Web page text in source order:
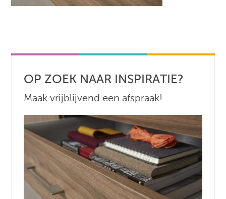
OP ZOEK NAAR INSPIRATIE?
Maak vrijblijvend een afspraak!